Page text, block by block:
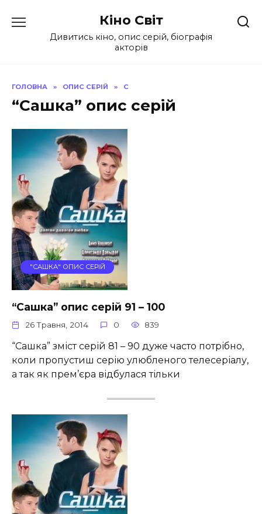
до
Кіно Світ
Дивитись кіно, опис серій, біографія
акторів
ГОЛОВНА » ОПИС СЕРІЙ » С
“Сашка” опис серій
"САШКА" ОПИС СЕРІЙ
“Сашка” опис серій 91 – 100
26 Травня, 2014 0 839
“Сашка” зміст серій 81 – 90 дуже часто потрібно,
коли пропустиш серію улюбленого телесеріалу,
а так як прем’єра відбулася тільки